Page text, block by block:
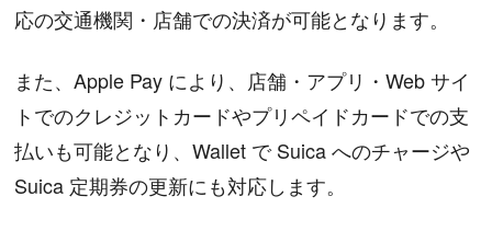
応の交通機関・店舗での決済が可能となります。
また、Apple Pay により、店舗・アプリ・Web サイ
トでのクレジットカードやプリペイドカードでの支
払いも可能となり、Wallet で Suica へのチャージや
Suica 定期券の更新にも対応します。